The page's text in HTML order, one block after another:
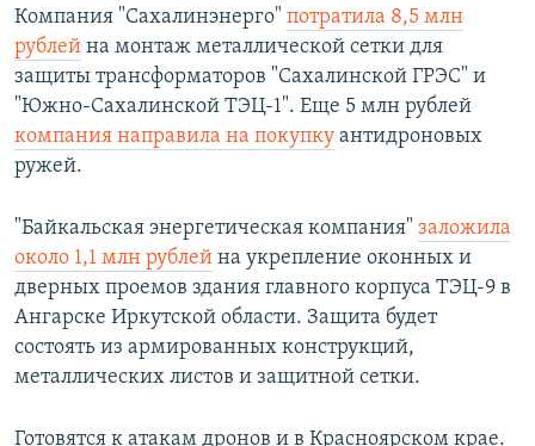
Компания "Сахалинэнерго" потратила 8,5 млн
рублей на монтаж металлической сетки для
защиты трансформаторов "Сахалинской ГРЭС" и
"Южно-Сахалинской ТЭЦ-1". Еще 5 млн рублей
компания направила на покупку антидроновых
ружей.
"Байкальская энергетическая компания" заложила
около 1,1 млн рублей на укрепление оконных и
дверных проемов здания главного корпуса ТЭЦ-9 в
Ангарске Иркутской области. Защита будет
состоять из армированных конструкций,
металлических листов и защитной сетки.
Готовятся к атакам дронов и в Красноярском крае.